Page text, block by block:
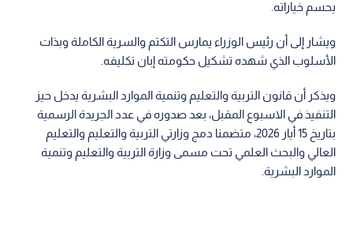
يحسم خياراته.
ويشار إلى أن رئيس الوزراء يمارس التكتم والسرية الكاملة وبذات
الأسلوب الذي شهده تشكيل حكومته إبان تكليفه.
ويذكر أن قانون التربية والتعليم وتنمية الموارد البشرية يدخل حيز
التنفيذ في الاسبوع المقبل، بعد صدوره في عدد الجريدة الرسمية
بتاريخ 15 أيار 2026، متضمنا دمج وزارتي التربية والتعليم والتعليم
العالي والبحث العلمي تحت مسمى وزارة التربية والتعليم وتنمية
الموارد البشرية.